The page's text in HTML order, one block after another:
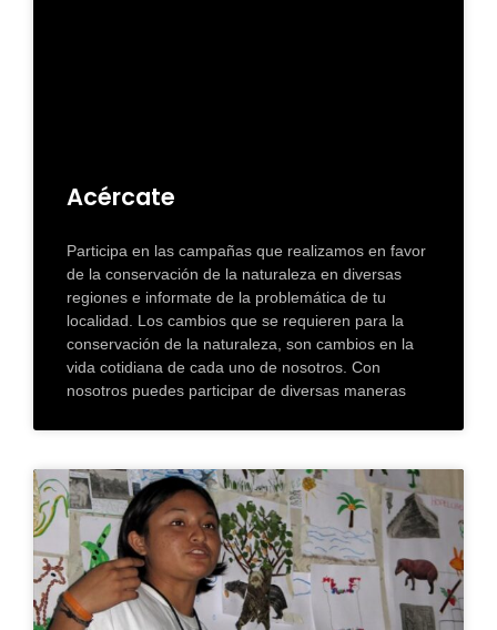
Acércate
Participa en las campañas que realizamos en favor
de la conservación de la naturaleza en diversas
regiones e informate de la problemática de tu
localidad. Los cambios que se requieren para la
conservación de la naturaleza, son cambios en la
vida cotidiana de cada uno de nosotros. Con
nosotros puedes participar de diversas maneras